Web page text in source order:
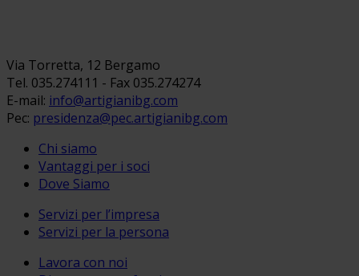
Via Torretta, 12 Bergamo
Tel. 035.274111 - Fax 035.274274
E-mail: info@artigianibg.com
Pec: presidenza@pec.artigianibg.com
Chi siamo
Vantaggi per i soci
Dove Siamo
Servizi per l’impresa
Servizi per la persona
Lavora con noi